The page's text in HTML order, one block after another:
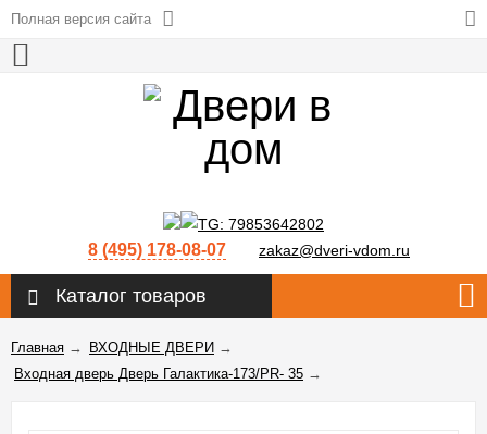
Полная версия сайта
8 (495) 178-08-07 zakaz@dveri-vdom.ru
Каталог товаров
Главная → ВХОДНЫЕ ДВЕРИ →
Входная дверь Дверь Галактика-173/PR- 35 →